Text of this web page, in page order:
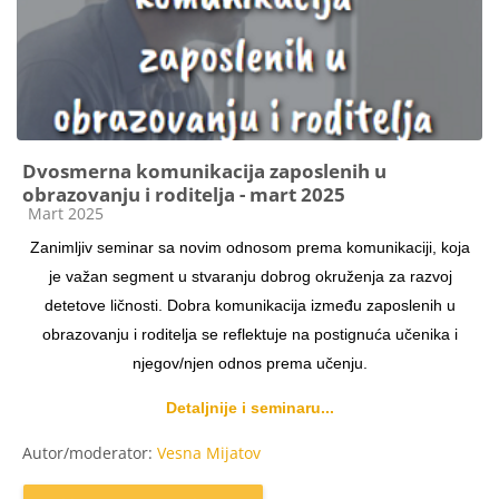
Dvosmerna komunikacija zaposlenih u
obrazovanju i roditelja - mart 2025
Kategorija kursa
Mart 2025
Zanimljiv seminar sa novim odnosom prema komunikaciji, koja
je važan segment u stvaranju dobrog okruženja za razvoj
detetove ličnosti. Dobra komunikacija između zaposlenih u
obrazovanju i roditelja se reflektuje na postignuća učenika i
njegov/njen odnos prema učenju.
Detaljnije i seminaru...
Autor/moderator: Vesna Mijatov